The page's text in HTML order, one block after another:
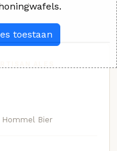
Hommel Bier
toestaan